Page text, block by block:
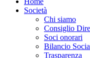
Società
Chi siamo
Consiglio
Soci onorari
Bilancio
Trasparenza